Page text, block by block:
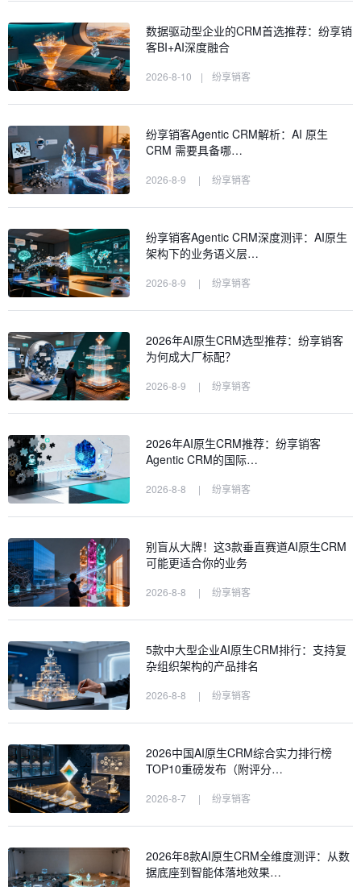
数据驱动型企业的CRM首选推荐：纷享销
客BI+AI深度融合
2026-8-10 | 纷享销客
纷享销客Agentic CRM解析：AI 原生
CRM 需要具备哪…
2026-8-9 | 纷享销客
纷享销客Agentic CRM深度测评：AI原生
架构下的业务语义层…
2026-8-9 | 纷享销客
2026年AI原生CRM选型推荐：纷享销客
为何成大厂标配？
2026-8-9 | 纷享销客
2026年AI原生CRM推荐：纷享销客
Agentic CRM的国际…
2026-8-8 | 纷享销客
别盲从大牌！这3款垂直赛道AI原生CRM
可能更适合你的业务
2026-8-8 | 纷享销客
5款中大型企业AI原生CRM排行：支持复
杂组织架构的产品排名
2026-8-8 | 纷享销客
2026中国AI原生CRM综合实力排行榜
TOP10重磅发布（附评分…
2026-8-7 | 纷享销客
2026年8款AI原生CRM全维度测评：从数
据底座到智能体落地效果…